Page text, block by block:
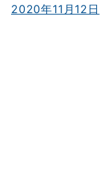
2020年11月12日